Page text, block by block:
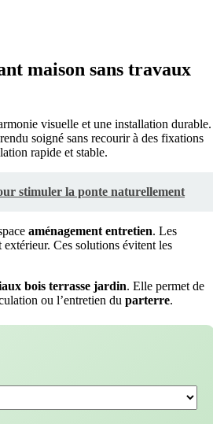
maison sans travaux
visuelle et une installation durable.
soigné sans recourir à des fixations
rapide et stable.
stimuler la ponte naturellement
aménagement entretien. Les
Ces solutions évitent les
bois terrasse jardin. Elle permet de
ou l’entretien du parterre.